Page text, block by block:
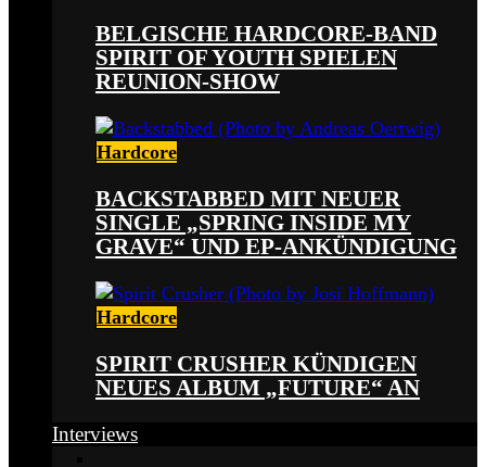
BELGISCHE HARDCORE-BAND
SPIRIT OF YOUTH SPIELEN
REUNION-SHOW
Hardcore
BACKSTABBED MIT NEUER
SINGLE „SPRING INSIDE MY
GRAVE“ UND EP-ANKÜNDIGUNG
Hardcore
SPIRIT CRUSHER KÜNDIGEN
NEUES ALBUM „FUTURE“ AN
Interviews